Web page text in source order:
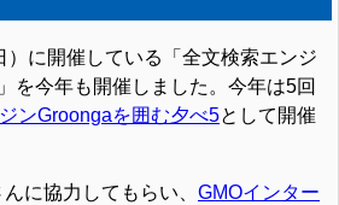
）に開催している「全文検索エンジ
を今年も開催しました。今年は5回
ンGroongaを囲む夕べ5として開催
んに協力してもらい、 GMOインター